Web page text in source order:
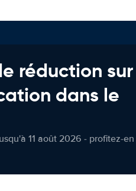
réduction
dans le
11 août 2026 - profitez-en